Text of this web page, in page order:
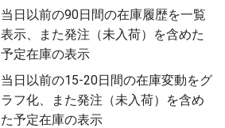
当日以前の90日間の在庫履歴を一覧
表示、また発注（未入荷）を含めた
予定在庫の表示
当日以前の15-20日間の在庫変動をグ
ラフ化、また発注（未入荷）を含め
た予定在庫の表示